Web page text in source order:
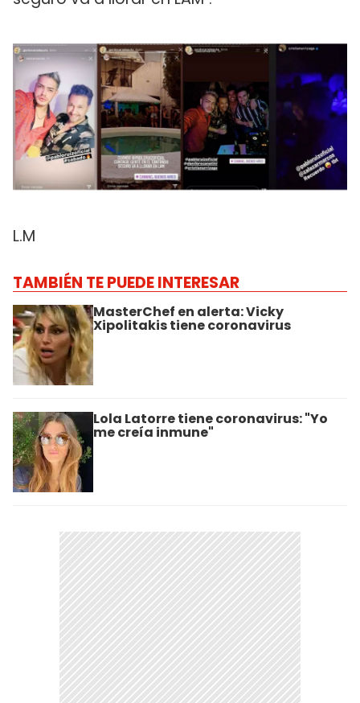
L.M
TAMBIÉN TE PUEDE INTERESAR
MasterChef en alerta: Vicky
Xipolitakis tiene coronavirus
Lola Latorre tiene coronavirus: "Yo
me creía inmune"